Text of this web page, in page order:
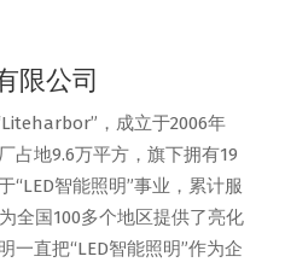
限公司
，成立于2006年
占地9.6万平方，旗下拥有19
“LED智能照明”事业，累计服
全国100多个地区提供了亮化
一直把“LED智能照明”作为企